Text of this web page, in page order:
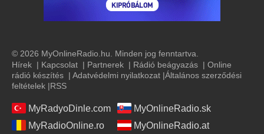
© 2026 MyOnlineRadio.hu. Minden jog fenntartva.
Hírek | Kapcsolat | Partnerek | Rádió beágyazás | Online
rádió készítés | Adatvédelmi nyilatkozat |Általános szerződési
feltételek |RSS
MyRadyoDinle.com
MyOnlineRadio.sk
MyRadioOnline.ro
MyOnlineRadio.at